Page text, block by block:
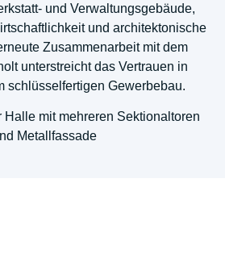
und Verwaltungsgebäude,
und architektonische
Zusammenarbeit mit dem
unterstreicht das Vertrauen in
schlüsselfertigen Gewerbebau.